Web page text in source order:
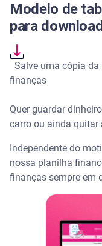
Modelo de
para download
Salve uma cópia
finanças
Quer guardar
carro ou ainda quitar
Independente do
nossa planilha
finanças sempre em